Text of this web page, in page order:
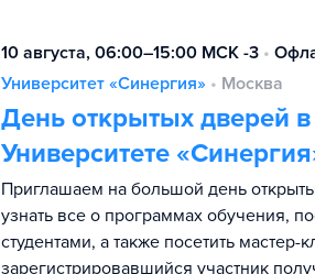
10 августа, 06:00–15:00 МСК -3 •
Университет «Синергия» • Москва
День открытых дверей
Университете
Приглашаем на большой день
узнать все о программах обучения,
студентами, а также посетить
зарегистрировавшийся участник